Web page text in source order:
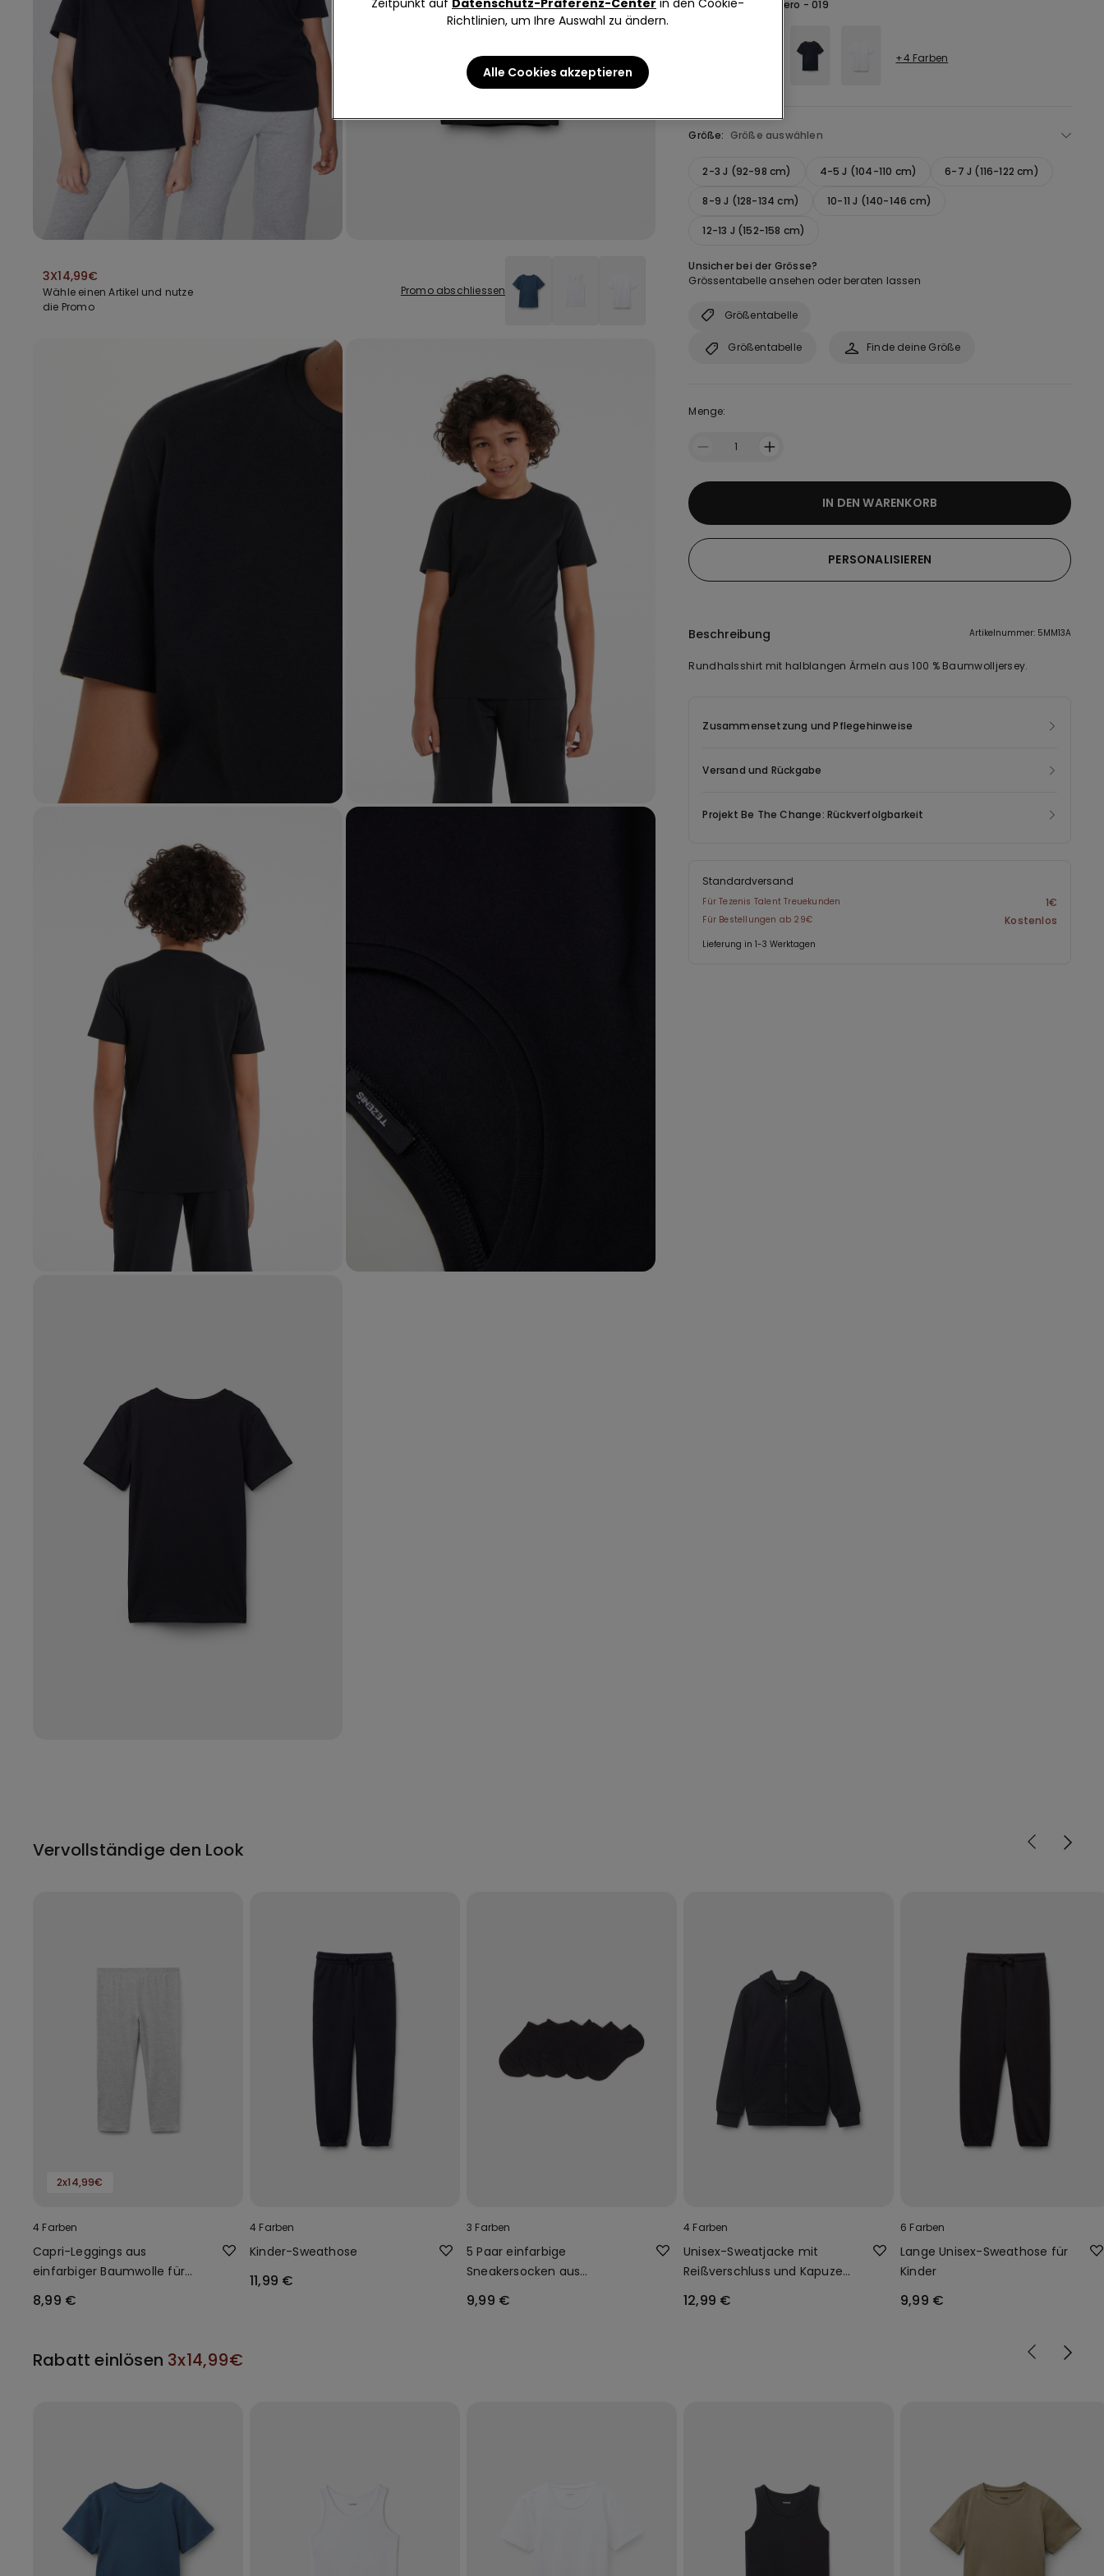
3X14,99€
Wähle einen Artikel und nutze
die Promo
Promo abschliessen
Farbe:Schwarz - Nero - 019
+4 Farben
Größe: Größe auswählen
2-3 J (92-98 cm) 4-5 J (104-110 cm) 6-7 J (116-122 cm)
8-9 J (128-134 cm) 10-11 J (140-146 cm)
12-13 J (152-158 cm)
Unsicher bei der Grösse?
Grössentabelle ansehen oder beraten lassen
Größentabelle
Finde deine Größe
Größentabelle
Menge:
1
IN DEN WARENKORB
PERSONALISIEREN
Beschreibung Artikelnummer: 5MM13A
Rundhalsshirt mit halblangen Ärmeln aus 100 % Baumwolljersey.
Zusammensetzung und Pflegehinweise
Versand und Rückgabe
Projekt Be The Change: Rückverfolgbarkeit
Standardversand
Für Tezenis Talent Treuekunden 1€
Für Bestellungen ab 29€ Kostenlos
Lieferung in 1-3 Werktagen
Vervollständige den Look
2x14,99€
4 Farben
Capri-Leggings aus
einfarbiger Baumwolle für
8,99 €
4 Farben
Kinder-Sweathose
11,99 €
3 Farben
5 Paar einfarbige
Sneakersocken aus
9,99 €
4 Farben
Unisex-Sweatjacke mit
Reißverschluss und Kapuze
12,99 €
6 Farben
Lange Unisex-Sweathose für
Kinder
9,99 €
Rabatt einlösen 3x14,99€
Zeitpunkt auf Datenschutz-Präferenz-Center in den Cookie-
Richtlinien, um Ihre Auswahl zu ändern.
Alle Cookies akzeptieren